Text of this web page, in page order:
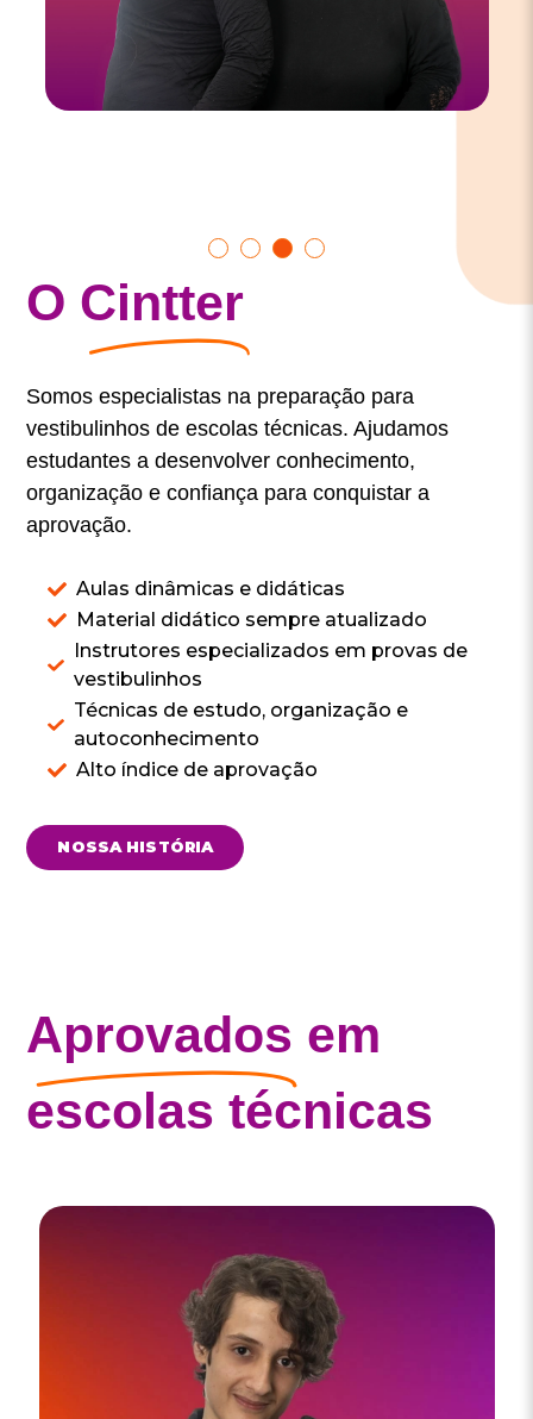
O Cintter
Somos especialistas na preparação para
vestibulinhos de escolas técnicas. Ajudamos
estudantes a desenvolver conhecimento,
organização e confiança para conquistar a
aprovação.
Aulas dinâmicas e didáticas
Material didático sempre atualizado
Instrutores especializados em provas de
vestibulinhos
Técnicas de estudo, organização e
autoconhecimento
Alto índice de aprovação
NOSSA HISTÓRIA
Aprovados em
escolas técnicas